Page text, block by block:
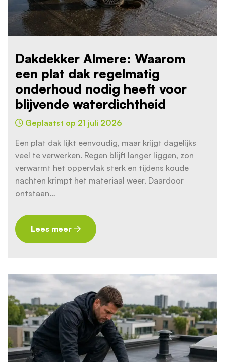
Dakdekker Almere: Waarom
een plat dak regelmatig
onderhoud nodig heeft voor
blijvende waterdichtheid
Geplaatst op 21 juli 2026
Een plat dak lijkt eenvoudig, maar krijgt dagelijks
veel te verwerken. Regen blijft langer liggen, zon
verwarmt het oppervlak sterk en tijdens koude
nachten krimpt het materiaal weer. Daardoor
ontstaan…
Lees meer